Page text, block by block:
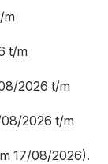
m
t/m
2026 t/m
2026 t/m
17/08/2026).